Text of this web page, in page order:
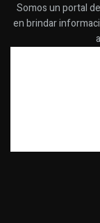
Somos un portal
en brindar